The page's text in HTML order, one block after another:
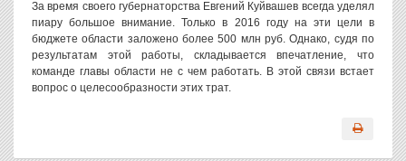
За время своего губернаторства Евгений Куйвашев всегда уделял
пиару большое внимание. Только в 2016 году на эти цели в
бюджете области заложено более 500 млн руб. Однако, судя по
результатам этой работы, складывается впечатление, что
команде главы области не с чем работать. В этой связи встает
вопрос о целесообразности этих трат.